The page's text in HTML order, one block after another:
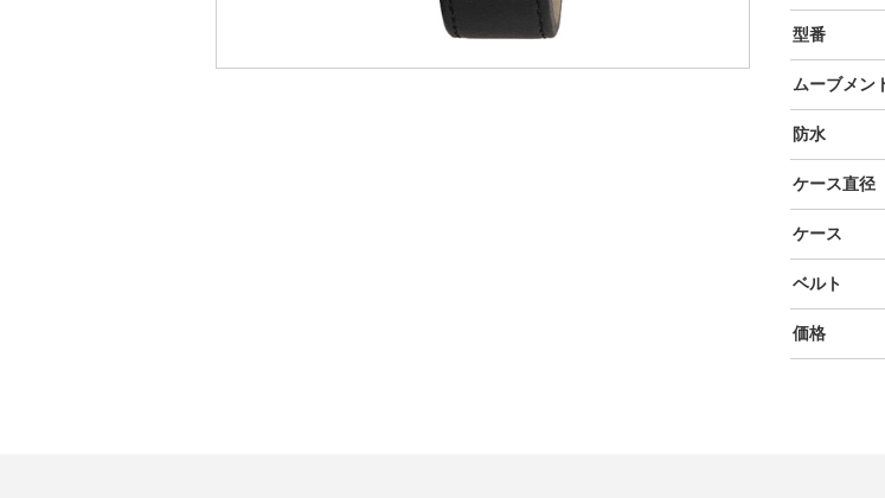
型番
ムーブメン
防水
ケース直径
ケース
ベルト
価格